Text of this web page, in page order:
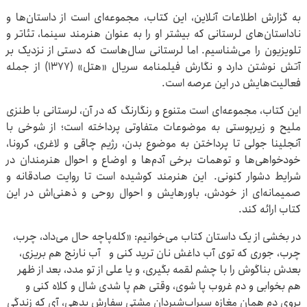
به گزارش اطلاعات آنلاین، این کتاب، مجموعه‌ای است از داستان‌ها و
ناداستان‌های لرستانی که بیشتر او را به عنوان هنرمند سینما، تئاتر و
تلویزیون را می‌شناسیم. اما لرستانی سال‌هاست که دستی از نزدیک بر
آتش نوشتن دارد و نگارش فیلمنامه‌ سریال «هتل» (1377) از جمله
فعالیت‌هایش در این عرصه است.
این کتاب، مجموعه‌ای است متنوع و رنگارنگ که در آن، لرستانی با طنزی
ملیح و زیرپوستی به موضوعات متفاوتی پرداخته است؛ از شوخی با
آنجلینا جولی تا پرداختن به موضوع بدن، رژیم چاقی و لاغری، کرونا،
خودخواهی‌ها و توهمات برخی آدم‌ها و اوضاع و احوال هنرمندان در
شرایط دشوار کنونی. این هنرمند کوشیده است تا روایت صادقانه و
صمیمانه‌ای از خودش، باورهایش و احوال روحی و ذهنی‌اش در این
کتاب ارائه کند.
در بخشی از یک داستان‌ کتاب می‌خوانیم: «کله‌پاچه حال می‌داد، چرب،
چرب، جوری که توی آب داغش نان ترید کنی و آب نارنج هم بریزی،
بعدش بناگوش را با چشم لقمه بگیری، و یا علی از تو مدد، بعد از ظهر
هم بخوابی و دم غروب پا شوی، وقتی هم پا شدی شال و کلاه کنی و
بروی دم همان مغازه سیراب‌شیردان مشتی سفارش بدهی، آی که زندگی